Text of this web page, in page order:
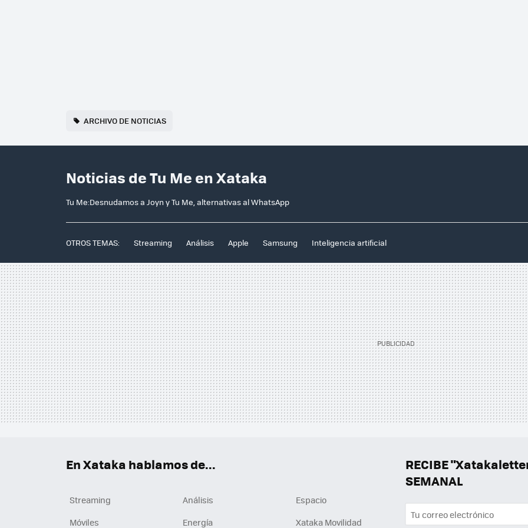
ARCHIVO DE NOTICIAS
Noticias de Tu Me en Xataka
Tu Me:Desnudamos a Joyn y Tu Me, alternativas al WhatsApp
OTROS TEMAS: Streaming Análisis Apple Samsung Inteligencia artificial
RECIBE
SEMANAL
En Xataka hablamos de...
Streaming Análisis
Espacio
Móviles
Energía Xataka Movilidad